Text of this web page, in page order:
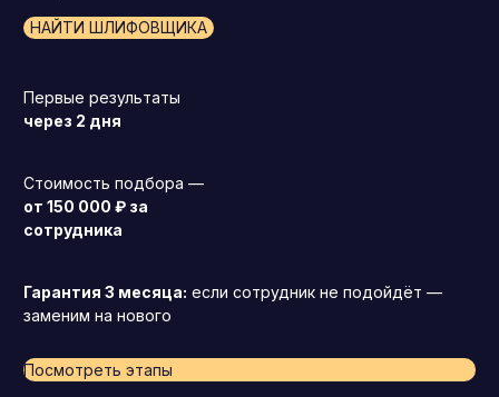
НАЙТИ ШЛИФОВЩИКА
Первые результаты
через 2 дня
Стоимость подбора —
от 150 000 ₽ за
сотрудника
Гарантия 3 месяца: если сотрудник не подойдёт —
заменим на нового
Посмотреть этапы